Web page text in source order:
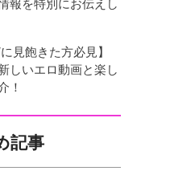
見飽きた方必見】
しいエロ動画と楽し
！
記事